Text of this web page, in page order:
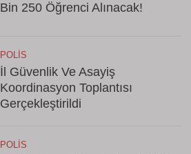
Bin 250 Öğrenci Alınacak!
POLIS
İl Güvenlik Ve Asayiş
Koordinasyon Toplantısı
Gerçekleştirildi
POLIS